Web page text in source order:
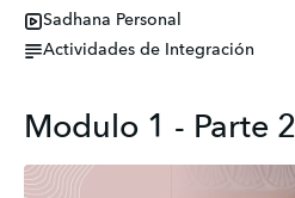
Sadhana Personal
Actividades de Integración
Modulo 1 - Parte 2